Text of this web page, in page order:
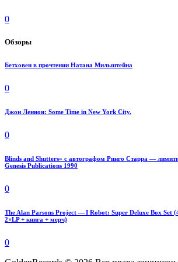
0
Обзоры
Бетховен в прочтении Натана Мильштейна
0
Джон Леннон: Some Time in New York City.
0
Blinds and Shutters» с автографом Ринго Старра —
Genesis Publications 1990
0
The Alan Parsons Project — I Robot: Super Deluxe Box Set
2×LP + книга + мерч)
0